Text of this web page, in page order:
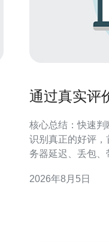
通过真实评
核心总结：快速判
识别真正的好评，
务器延迟、丢包
实用户体验与技术
2026年8月5日